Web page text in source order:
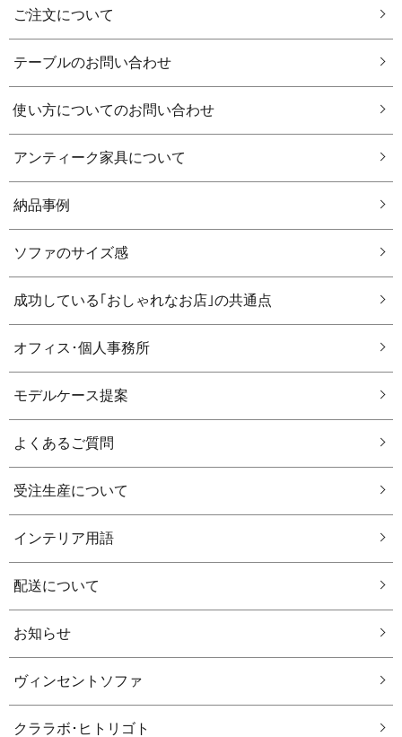
ご注文について
テーブルのお問い合わせ
使い方についてのお問い合わせ
アンティーク家具について
納品事例
ソファのサイズ感
成功している｢おしゃれなお店｣の共通点
オフィス･個人事務所
モデルケース提案
よくあるご質問
受注生産について
インテリア用語
配送について
お知らせ
ヴィンセントソファ
クララボ･ヒトリゴト